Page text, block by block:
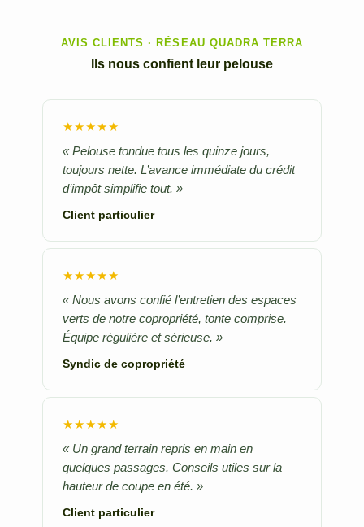
AVIS CLIENTS · RÉSEAU QUADRA TERRA
Ils nous confient leur pelouse
★★★★★
« Pelouse tondue tous les quinze jours,
toujours nette. L’avance immédiate du crédit
d’impôt simplifie tout. »
Client particulier
★★★★★
« Nous avons confié l’entretien des espaces
verts de notre copropriété, tonte comprise.
Équipe régulière et sérieuse. »
Syndic de copropriété
★★★★★
« Un grand terrain repris en main en
quelques passages. Conseils utiles sur la
hauteur de coupe en été. »
Client particulier